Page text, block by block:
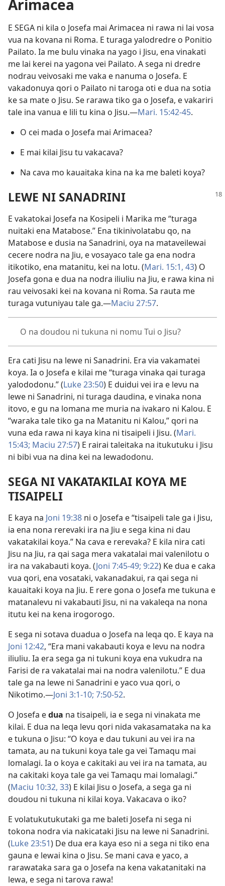
Arimacea
E SEGA ni kila o Josefa mai Arimacea ni rawa ni lai vosa
vua na kovana ni Roma. E turaga yalodredre o Ponitio
Pailato. Ia me bulu vinaka na yago i Jisu, ena vinakati
me lai kerei na yagona vei Pailato. A sega ni dredre
nodrau veivosaki me vaka e nanuma o Josefa. E
vakadonuya qori o Pailato ni taroga oti e dua na sotia
ke sa mate o Jisu. Se rarawa tiko ga o Josefa, e vakariri
tale ina vanua e lili tu kina o Jisu.—Mari. 15:42-45.
O cei mada o Josefa mai Arimacea?
E mai kilai Jisu tu vakacava?
Na cava mo kauaitaka kina na ka me baleti koya?
LEWE NI SANADRINI
E vakatokai Josefa na Kosipeli i Marika me “turaga
nuitaki ena Matabose.” Ena tikinivolatabu qo, na
Matabose e dusia na Sanadrini, oya na mataveilewai
cecere nodra na Jiu, e vosayaco tale ga ena nodra
itikotiko, ena matanitu, kei na lotu. (Mari. 15:1, 43) O
Josefa gona e dua na nodra iliuliu na Jiu, e rawa kina ni
rau veivosaki kei na kovana ni Roma. Sa rauta me
turaga vutuniyau tale ga.—Maciu 27:57.
O na doudou ni tukuna ni nomu Tui o Jisu?
Era cati Jisu na lewe ni Sanadrini. Era via vakamatei
koya. Ia o Josefa e kilai me “turaga vinaka qai turaga
yalododonu.” (Luke 23:50) E duidui vei ira e levu na
lewe ni Sanadrini, ni turaga daudina, e vinaka nona
itovo, e gu na lomana me muria na ivakaro ni Kalou. E
“waraka tale tiko ga na Matanitu ni Kalou,” qori na
vuna eda rawa ni kaya kina ni tisaipeli i Jisu. (Mari.
15:43; Maciu 27:57) E rairai taleitaka na itukutuku i Jisu
ni bibi vua na dina kei na lewadodonu.
SEGA NI VAKATAKILAI KOYA ME
TISAIPELI
E kaya na Joni 19:38 ni o Josefa e “tisaipeli tale ga i Jisu,
ia ena nona rerevaki ira na Jiu e sega kina ni dau
vakatakilai koya.” Na cava e rerevaka? E kila nira cati
Jisu na Jiu, ra qai saga mera vakatalai mai valenilotu o
ira na vakabauti koya. (Joni 7:45-49; 9:22) Ke dua e caka
vua qori, ena vosataki, vakanadakui, ra qai sega ni
kauaitaki koya na Jiu. E rere gona o Josefa me tukuna e
matanalevu ni vakabauti Jisu, ni na vakaleqa na nona
itutu kei na kena irogorogo.
E sega ni sotava duadua o Josefa na leqa qo. E kaya na
Joni 12:42, “Era mani vakabauti koya e levu na nodra
iliuliu. Ia era sega ga ni tukuni koya ena vukudra na
Farisi de ra vakatalai mai na nodra valenilotu.” E dua
tale ga na lewe ni Sanadrini e yaco vua qori, o
Nikotimo.—Joni 3:1-10; 7:50-52.
O Josefa edua na tisaipeli, ia e sega ni vinakata me
kilai. E dua na leqa levu qori nida vakasamataka na ka
e tukuna o Jisu: “O koya e dau tukuni au vei ira na
tamata, au na tukuni koya tale ga vei Tamaqu mai
lomalagi. Ia o koya e cakitaki au vei ira na tamata, au
na cakitaki koya tale ga vei Tamaqu mai lomalagi.”
(Maciu 10:32, 33) E kilai Jisu o Josefa, a sega ga ni
doudou ni tukuna ni kilai koya. Vakacava o iko?
E volatukutukutaki ga me baleti Josefa ni sega ni
tokona nodra via nakicataki Jisu na lewe ni Sanadrini.
(Luke 23:51) De dua era kaya eso ni a sega ni tiko ena
gauna e lewai kina o Jisu. Se mani cava e yaco, a
rarawataka sara ga o Josefa na kena vakatanitaki na
lewa, e sega ni tarova rawa!